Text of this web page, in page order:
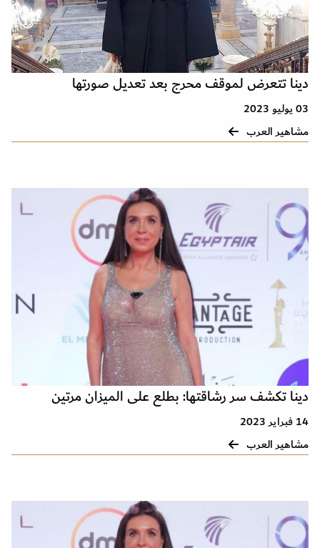
دينا تتعرض لموقف محرج بعد تعديل صورتها
03 يوليو 2023
مشاهير العرب
دينا تكشف سر رشاقتها: بطلع على الميزان مرتين
14 فبراير 2023
مشاهير العرب